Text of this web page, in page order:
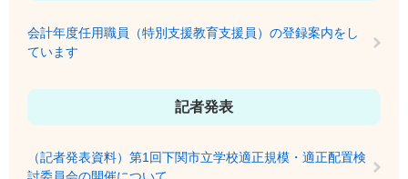
会計年度任用職員（特別支援教育支援員）の登録案内をし
ています
記者発表
（記者発表資料）第1回下関市立学校適正規模・適正配置検